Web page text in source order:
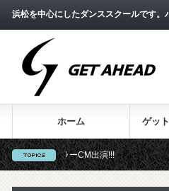
浜松を中心にしたダンススクールです
ホーム ゲッ
ェラーCM出演!!! スクール事